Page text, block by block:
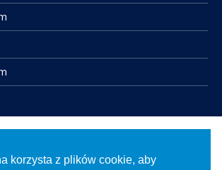
korzysta z plików cookie, aby